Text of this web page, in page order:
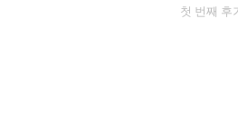
첫 번째 후